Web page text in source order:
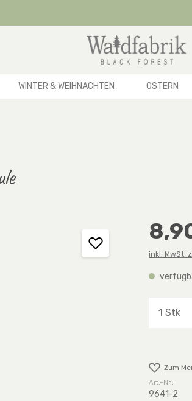
WINTER & WEIHNACHTEN OSTERN
inkl. MwSt.
Zum
Art.-Nr.:
9641-2